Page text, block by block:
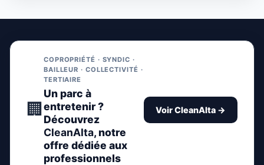
🏢
COPROPRIÉTÉ · SYNDIC ·
BAILLEUR · COLLECTIVITÉ ·
TERTIAIRE
Un parc à
entretenir ?
Découvrez
CleanAlta, notre
offre dédiée aux
professionnels
Voir CleanAlta →